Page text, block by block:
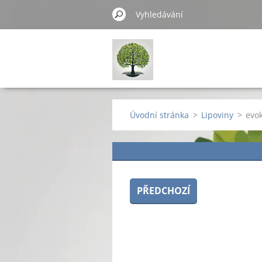
Úvodní stránka > Lipoviny >
PŘEDCHOZÍ